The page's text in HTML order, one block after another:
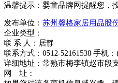
温馨提示：婴童品牌网提醒您，
发布单位： 苏州馨格家居用品股
企业类型：
联 系 人：居静
联系方式：0512-52161538 手机：
详细地址：常熟市梅李镇赵市段
网 址：